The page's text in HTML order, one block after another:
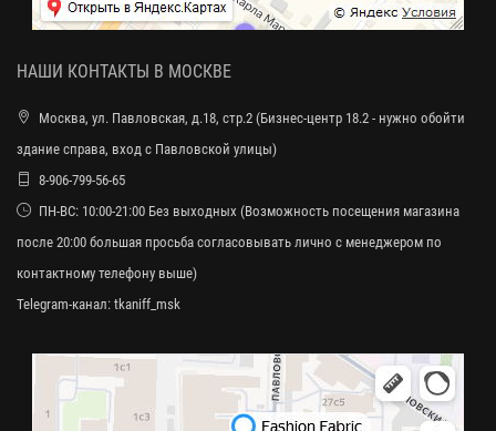
НАШИ КОНТАКТЫ В МОСКВЕ
Москва, ул. Павловская, д.18, стр.2 (Бизнес-центр 18.2 - нужно обойти
здание справа, вход с Павловской улицы)
8-906-799-56-65
ПН-ВС: 10:00-21:00 Без выходных (Возможность посещения магазина
после 20:00 большая просьба согласовывать лично с менеджером по
контактному телефону выше)
Telegram-канал: tkaniff_msk